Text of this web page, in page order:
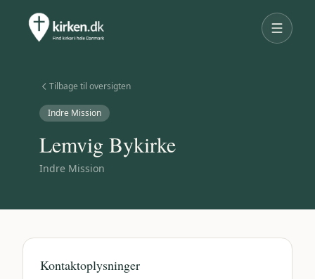
Tilbage til oversigten
Indre Mission
Lemvig Bykirke
Indre Mission
Kontaktoplysninger